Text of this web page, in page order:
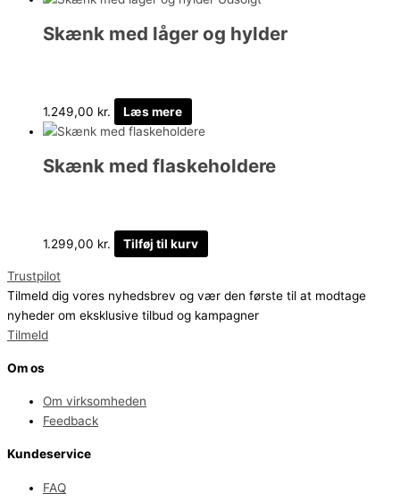
Skænk med låger og hylder
1.249,00 kr. Læs mere
Skænk med flaskeholdere
1.299,00 kr. Tilføj til kurv
Trustpilot
Tilmeld dig vores nyhedsbrev og vær den første til at modtage
nyheder om eksklusive tilbud og kampagner
Tilmeld
Om os
Om virksomheden
Feedback
Kundeservice
FAQ